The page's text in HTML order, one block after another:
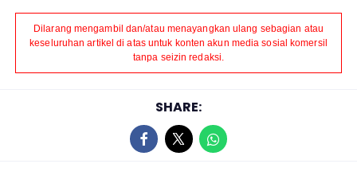
Dilarang mengambil dan/atau menayangkan ulang sebagian atau
keseluruhan artikel di atas untuk konten akun media sosial komersil
tanpa seizin redaksi.
SHARE: